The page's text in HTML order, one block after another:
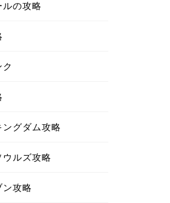
ルの攻略
ングダム攻略
ウルズ攻略
ン攻略